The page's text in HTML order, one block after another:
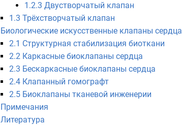
1.2.3 Двустворчатый клапан
1.3 Трёхстворчатый клапан
Биологические искусственные клапаны сердца
2.1 Структурная стабилизация биоткани
2.2 Каркасные биоклапаны сердца
2.3 Бескаркасные биоклапаны сердца
2.4 Клапанный гомографт
2.5 Биоклапаны тканевой инженерии
Примечания
Литература